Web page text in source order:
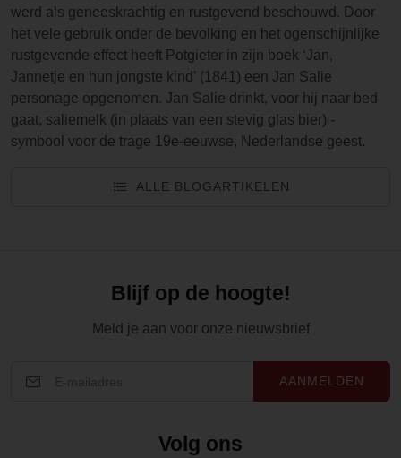
werd als geneeskrachtig en rustgevend beschouwd. Door
het vele gebruik onder de bevolking en het ogenschijnlijke
rustgevende effect heeft Potgieter in zijn boek ‘Jan,
Jannetje en hun jongste kind’ (1841) een Jan Salie
personage opgenomen. Jan Salie drinkt, voor hij naar bed
gaat, saliemelk (in plaats van een stevig glas bier) -
symbool voor de trage 19e-eeuwse, Nederlandse geest.
ALLE BLOGARTIKELEN
Blijf op de hoogte!
Meld je aan voor onze nieuwsbrief
AANMELDEN
Volg ons